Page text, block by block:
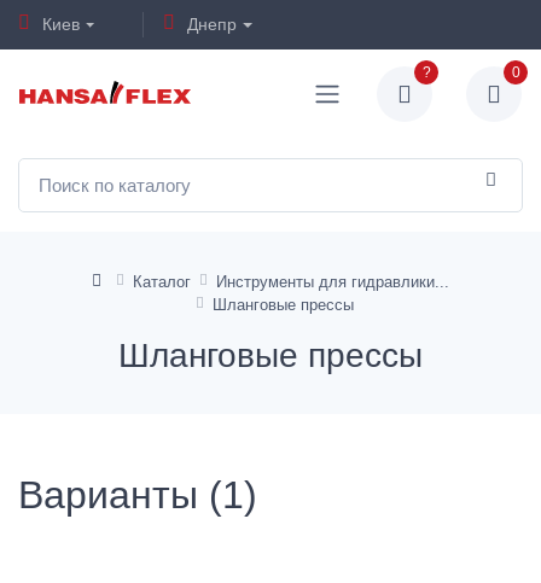
Киев Днепр
? 0
Каталог
Инструменты для гидравлики
Шланговые прессы
Шланговые прессы
Варианты (1)